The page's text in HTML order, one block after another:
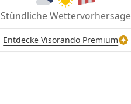
Stündliche Wettervorhersage
Entdecke Visorando Premium